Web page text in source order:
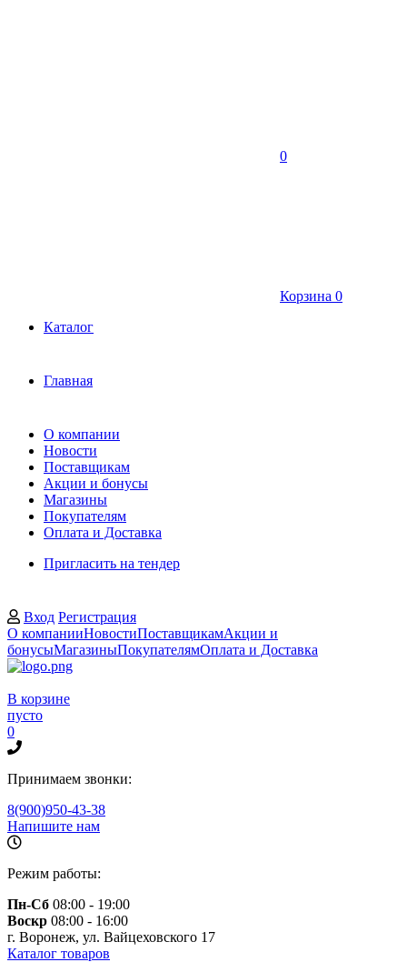
0
Корзина 0
Каталог
Главная
О компании
Новости
Поставщикам
Акции и бонусы
Магазины
Покупателям
Оплата и Доставка
Пригласить на тендер
Вход Регистрация
О компанииНовостиПоставщикамАкции и
бонусыМагазиныПокупателямОплата и Доставка
В корзине
пусто
0
Принимаем звонки:
8(900)950-43-38
Напишите нам
Режим работы:
Пн-Сб 08:00 - 19:00
Воскр 08:00 - 16:00
г. Воронеж, ул. Вайцеховского 17
Каталог товаров